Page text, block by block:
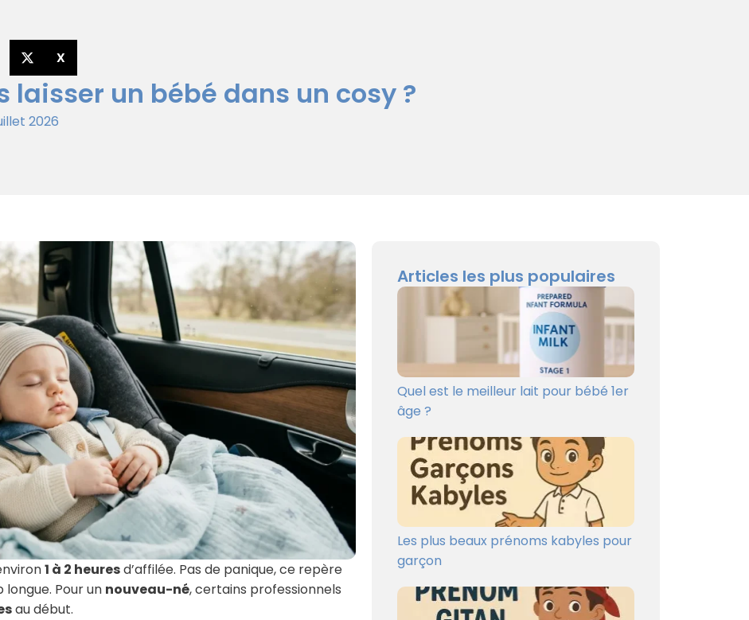
X
laisser un bébé dans un cosy ?
2026
1 à 2 heuresd’affilée. Pas de panique, ce repère
Pour un nouveau-né, certains professionnels
au début.
Articles les plus populaires
Quel est le meilleur lait pour bébé 1er
âge ?
Les plus beaux prénoms kabyles pour
garçon